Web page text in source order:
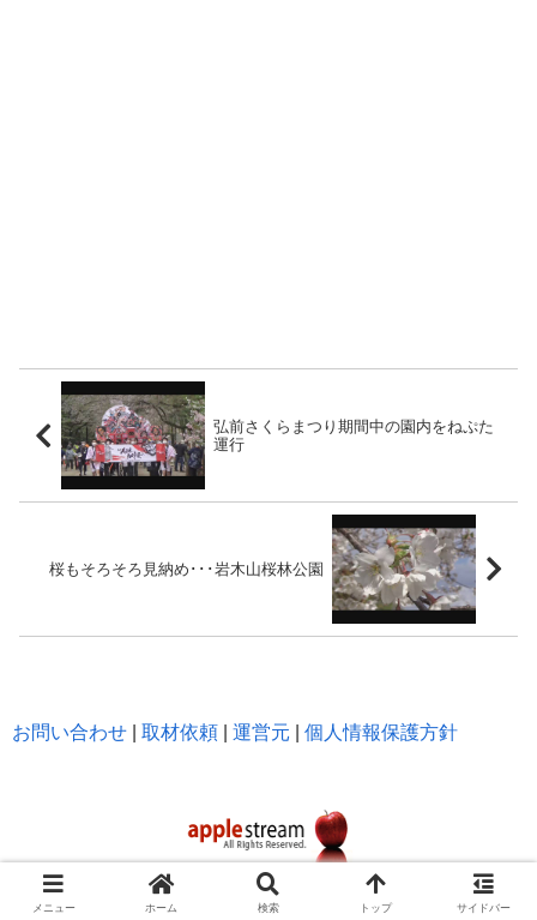
弘前さくらまつり期間中の園内をねぷた
運行
桜もそろそろ見納め･･･岩木山桜林公園
お問い合わせ 取材依頼 運営元 個人情報保護方針
メニュー ホーム 検索 トップ サイドバー